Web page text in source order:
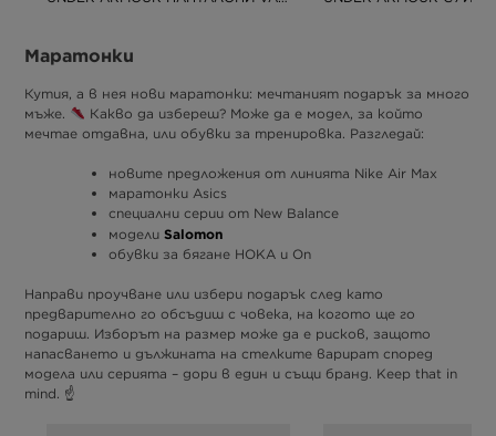
Маратонки
Кутия, а в нея нови маратонки: мечтаният подарък за много
мъже.
Какво да избереш? Може да е модел, за който
мечтае отдавна, или обувки за тренировка. Разгледай:
новите предложения от линията Nike Air Max
маратонки Asics
специални серии от New Balance
модели Salomon
обувки за бягане HOKA и On
Направи проучване или избери подарък след като
предварително го обсъдиш с човека, на когото ще го
подариш. Изборът на размер може да е рисков, защото
напасването и дължината на стелките варират според
модела или серията – дори в един и същи бранд. Keep that in
mind. ☝️